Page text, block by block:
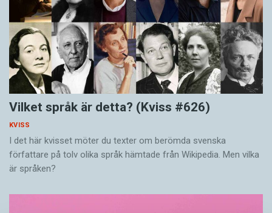
Vilket språk är detta? (Kviss #626)
KVISS
I det här kvisset möter du texter om berömda svenska
författare på tolv olika språk hämtade från Wikipedia. Men vilka
är språken?